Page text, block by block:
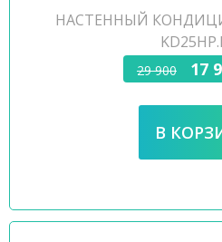
НАСТЕННЫЙ
29 900 17